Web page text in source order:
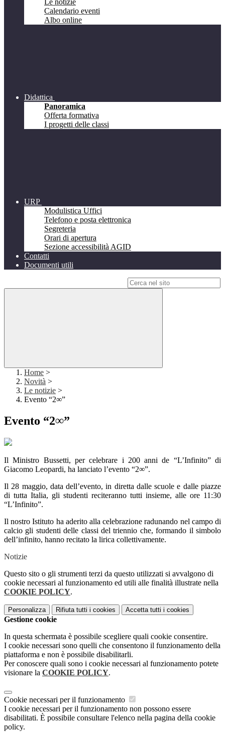
Le notizie
Calendario eventi
Albo online
Didattica
Panoramica
Offerta formativa
I progetti delle classi
URP
Modulistica Uffici
Telefono e posta elettronica
Segreteria
Orari di apertura
Sezione accessibilità AGID
Contatti
Documenti utili
Home >
Novità >
Le notizie >
Evento “2∞”
Evento “2∞”
Il Ministro Bussetti, per celebrare i 200 anni de “L’Infinito” di
Giacomo Leopardi, ha lanciato l’evento “2∞”.
Il 28 maggio, data dell’evento, in diretta dalle scuole e dalle piazze
di tutta Italia, gli studenti reciteranno tutti insieme, alle ore 11:30
“L’Infinito”.
Il nostro Istituto ha aderito alla celebrazione radunando nel campo di
calcio gli studenti delle classi del triennio che, formando il simbolo
dell’infinito, hanno recitato la lirica collettivamente.
Notizie
Questo sito o gli strumenti terzi da questo utilizzati si avvalgono di
cookie necessari al funzionamento ed utili alle finalità illustrate nella
COOKIE POLICY.
Personalizza Rifiuta tutti i cookies Accetta tutti i cookies
Gestione cookie
In questa schermata è possibile scegliere quali cookie consentire.
I cookie necessari sono quelli che consentono il funzionamento della
piattaforma e non è possibile disabilitarli.
Per conoscere quali sono i cookie necessari al funzionamento potete
visionare la COOKIE POLICY.
Cookie necessari per il funzionamento
I cookie necessari per il funzionamento non possono essere
disabilitati. È possibile consultare l'elenco nella pagina della cookie
policy.